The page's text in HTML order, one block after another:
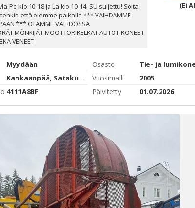
(Ei
Pe klo 10-18 ja La klo 10-14. SU suljettu! Soita
että olemme paikalla *** VAIHDAMME
*** OTAMME VAIHDOSSA
MÖNKIJÄT MOOTTORIKELKAT AUTOT KONEET
VENEET
Myydään Osasto
Tie- ja
Kankaanpää, Satakunta Vuosimalli
2005
4111A8BF Päivitetty 01.07.2026